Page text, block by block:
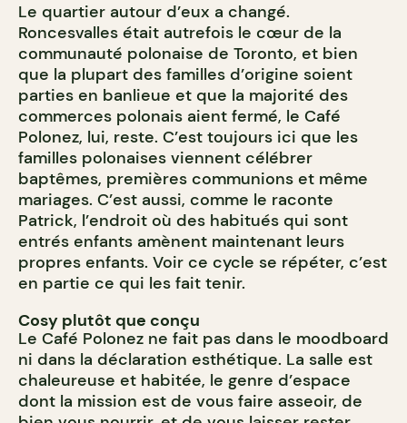
Le quartier autour d’eux a changé.
Roncesvalles était autrefois le cœur de la
communauté polonaise de Toronto, et bien
que la plupart des familles d’origine soient
parties en banlieue et que la majorité des
commerces polonais aient fermé, le Café
Polonez, lui, reste. C’est toujours ici que les
familles polonaises viennent célébrer
baptêmes, premières communions et même
mariages. C’est aussi, comme le raconte
Patrick, l’endroit où des habitués qui sont
entrés enfants amènent maintenant leurs
propres enfants. Voir ce cycle se répéter, c’est
en partie ce qui les fait tenir.
Cosy plutôt que conçu
Le Café Polonez ne fait pas dans le moodboard
ni dans la déclaration esthétique. La salle est
chaleureuse et habitée, le genre d’espace
dont la mission est de vous faire asseoir, de